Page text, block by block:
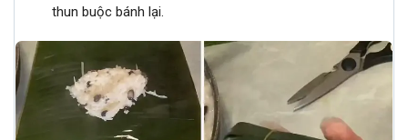
thun buộc bánh lại.